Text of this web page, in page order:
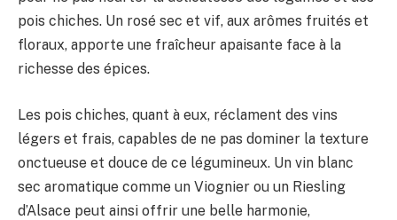
pois chiches. Un rosé sec et vif, aux arômes fruités et
floraux, apporte une fraîcheur apaisante face à la
richesse des épices.
Les pois chiches, quant à eux, réclament des vins
légers et frais, capables de ne pas dominer la texture
onctueuse et douce de ce légumineux. Un vin blanc
sec aromatique comme un Viognier ou un Riesling
d’Alsace peut ainsi offrir une belle harmonie,